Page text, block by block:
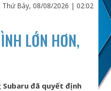
Thứ Bảy, 08/08/2026 | 02:02
LỚN HƠN,
Subaru đã quyết định